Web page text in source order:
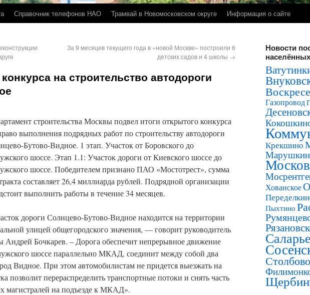
Справочник телефонов НАО Трамвай в Новомосковском округе Информация о сайте
За 9 месяцев текущего года в «новой Москве» построили 6
детских садов и 4 школы →
на строительство автодороги
строительства Москвы подвел итоги открытого конкурса
выполнения подрядных работ по строительству автодороги
Бутово-Видное. 1 этап. Участок от Боровского до
шоссе. Этап 1.1: Участок дороги от Киевского шоссе до
шоссе. Победителем признано ПАО «Мостотрест», сумма
составляет 26,4 миллиарда рублей. Подрядной организации
выполнить работы в течение 34 месяцев.
дороги Солнцево-Бутово-Видное находится на территории
улицей общегородского значения, — говорит руководитель
Андрей Бочкарев. – Дорога обеспечит непрерывное движение
шоссе параллельно МКАД, соединит между собой два
Видное. При этом автомобилистам не придется выезжать на
позволит перераспределить транспортные потоки и снять часть
магистралей на подъезде к МКАД».
Новости
Газопровод
Крекшино
Хованское
Пыхтино
Столбово